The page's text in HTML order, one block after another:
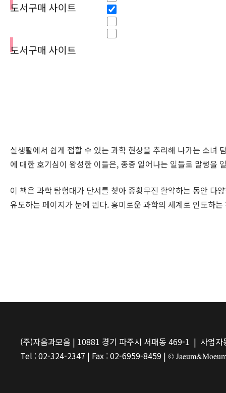
도서구매 사이트
도서구매 사이트
실생활에서 쉽게 접할 수 있는 과학 현상을 추리해 나가는 소녀
에 대한 호기심이 왕성한 이들은, 종종 일어나는 일들로 말썽을
이 책은 과학 탐험대가 단서를 찾아 종횡무진 활약하는 동안 다
유도하는 페이지가 눈에 띈다. 흥미로운 과학의 세계로 인도하
(주)자음과모음 | 10881 경기 파주시 서패동 469-1 | 사업
Tel : 02-324-2347 | Fax : 02-6959-8459 | ©